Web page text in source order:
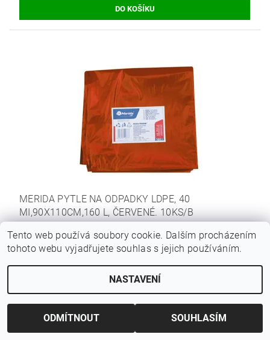
MERIDA PYTLE NA ODPADKY LDPE, 40
MI,90X110CM,160 L, ČERVENÉ. 10KS/B
79,86 Kč
Buďte první, kdo napíše příspěvek k této položce.
Tento web používá soubory cookie. Dalším procházením
tohoto webu vyjadřujete souhlas s jejich používáním.
NASTAVENÍ
ODMÍTNOUT SOUHLASÍM